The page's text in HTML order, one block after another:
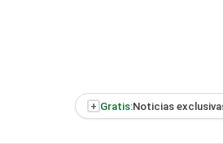
+ Gratis:Noticias